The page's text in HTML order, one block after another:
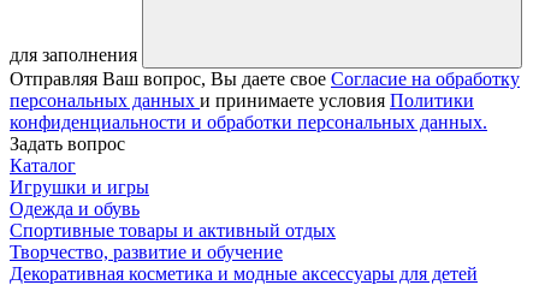
для заполнения
Отправляя Ваш вопрос, Вы даете свое Согласие на обработку
персональных данных и принимаете условия Политики
конфиденциальности и обработки персональных данных.
Задать вопрос
Каталог
Игрушки и игры
Одежда и обувь
Спортивные товары и активный отдых
Творчество, развитие и обучение
Декоративная косметика и модные аксессуары для детей